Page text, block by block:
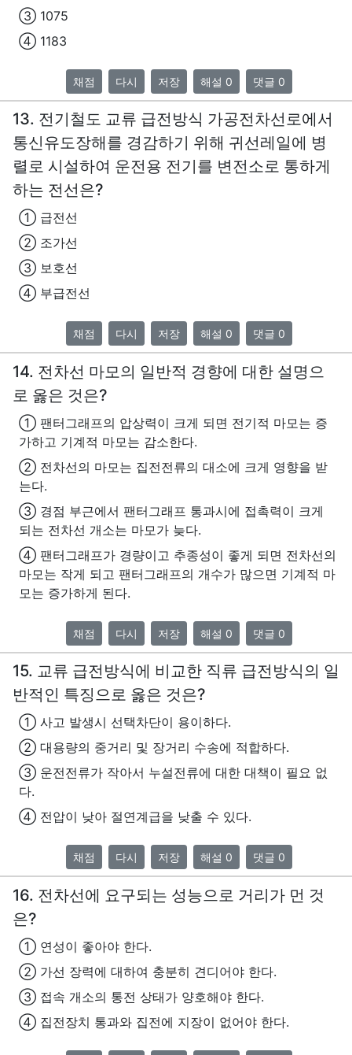
③ 1075
④ 1183
채점 다시 저장 해설 0 댓글 0
13. 전기철도 교류 급전방식 가공전차선로에서
통신유도장해를 경감하기 위해 귀선레일에 병
렬로 시설하여 운전용 전기를 변전소로 통하게
하는 전선은?
① 급전선
② 조가선
③ 보호선
④ 부급전선
채점 다시 저장 해설 0 댓글 0
14. 전차선 마모의 일반적 경향에 대한 설명으
로 옳은 것은?
① 팬터그래프의 압상력이 크게 되면 전기적 마모는 증
가하고 기계적 마모는 감소한다.
② 전차선의 마모는 집전전류의 대소에 크게 영향을 받
는다.
③ 경점 부근에서 팬터그래프 통과시에 접촉력이 크게
되는 전차선 개소는 마모가 늦다.
④ 팬터그래프가 경량이고 추종성이 좋게 되면 전차선의
마모는 작게 되고 팬터그래프의 개수가 많으면 기계적 마
모는 증가하게 된다.
채점 다시 저장 해설 0 댓글 0
15. 교류 급전방식에 비교한 직류 급전방식의 일
반적인 특징으로 옳은 것은?
① 사고 발생시 선택차단이 용이하다.
② 대용량의 중거리 및 장거리 수송에 적합하다.
③ 운전전류가 작아서 누설전류에 대한 대책이 필요 없
다.
④ 전압이 낮아 절연계급을 낮출 수 있다.
채점 다시 저장 해설 0 댓글 0
16. 전차선에 요구되는 성능으로 거리가 먼 것
은?
① 연성이 좋아야 한다.
② 가선 장력에 대하여 충분히 견디어야 한다.
③ 접속 개소의 통전 상태가 양호해야 한다.
④ 집전장치 통과와 집전에 지장이 없어야 한다.